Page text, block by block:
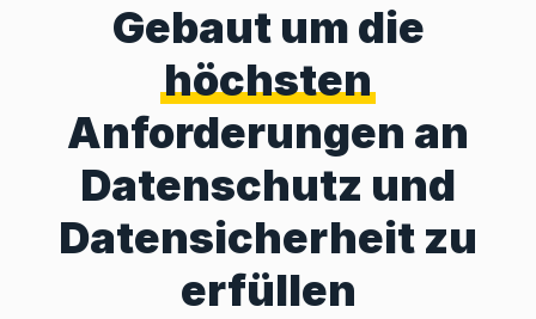
Gebaut um die
höchsten
Anforderungen an
Datenschutz und
Datensicherheit zu
erfüllen